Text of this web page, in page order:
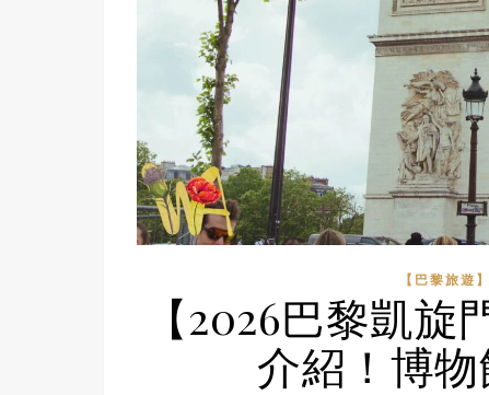
【巴黎旅遊】
【2026巴黎凱
介紹！博